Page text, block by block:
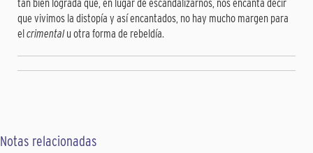
tan bien lograda que, en lugar de escandalizarnos, nos encanta decir
que vivimos la distopía y así encantados, no hay mucho margen para
elcrimentalu otra forma de rebeldía.
Notas relacionadas